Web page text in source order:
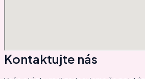
Kontaktujte nás